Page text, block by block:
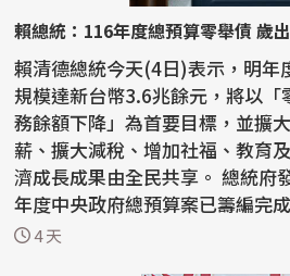
賴總統：
賴清德總統今天(4日)表示，明年
規模達新台幣3.6兆餘元，將以「
務餘額下降」為首要目標，並擴
薪、擴大減稅、增加社福、教育
濟成長成果由全民共享。 總統府發布新聞稿指出，116
年度中央政府總預算案已籌編完
下午...
4 天